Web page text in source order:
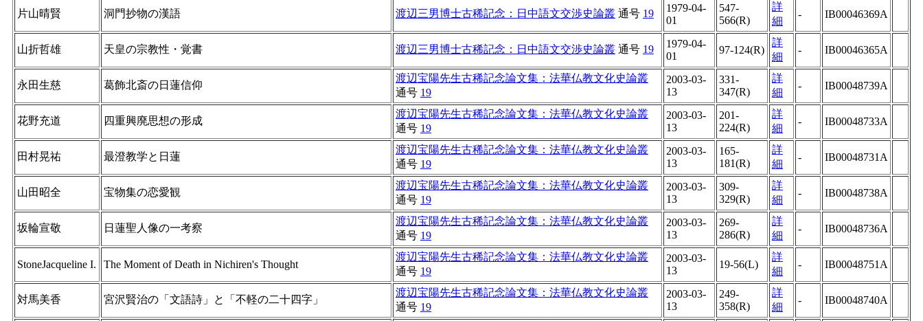
片山晴賢 洞門抄物の漢語 渡辺三男博士古稀記念：日中語文交渉史論叢 通号 19
1979-04-
01
547-
566(R)
詳
細
- IB00046369A
山折哲雄 天皇の宗教性・覚書 渡辺三男博士古稀記念：日中語文交渉史論叢 通号 19
1979-04-
01
97-124(R)
詳
細
- IB00046365A
永田生慈 葛飾北斎の日蓮信仰
渡辺宝陽先生古稀記念論文集：法華仏教文化史論叢
通号 19
2003-03-
13
331-
347(R)
詳
細
- IB00048739A
花野充道 四重興廃思想の形成
渡辺宝陽先生古稀記念論文集：法華仏教文化史論叢
通号 19
2003-03-
13
201-
224(R)
詳
細
- IB00048733A
田村晃祐 最澄教学と日蓮
渡辺宝陽先生古稀記念論文集：法華仏教文化史論叢
通号 19
2003-03-
13
165-
181(R)
詳
細
- IB00048731A
山田昭全 宝物集の恋愛観
渡辺宝陽先生古稀記念論文集：法華仏教文化史論叢
通号 19
2003-03-
13
309-
329(R)
詳
細
- IB00048738A
坂輪宣敬 日蓮聖人像の一考察
渡辺宝陽先生古稀記念論文集：法華仏教文化史論叢
通号 19
2003-03-
13
269-
286(R)
詳
細
- IB00048736A
StoneJacqueline I. The Moment of Death in Nichiren's Thought
渡辺宝陽先生古稀記念論文集：法華仏教文化史論叢
通号 19
2003-03-
13
19-56(L)
詳
細
- IB00048751A
対馬美香 宮沢賢治の「文語詩」と「不軽の二十四字」
渡辺宝陽先生古稀記念論文集：法華仏教文化史論叢
通号 19
2003-03-
13
249-
358(R)
詳
細
- IB00048740A